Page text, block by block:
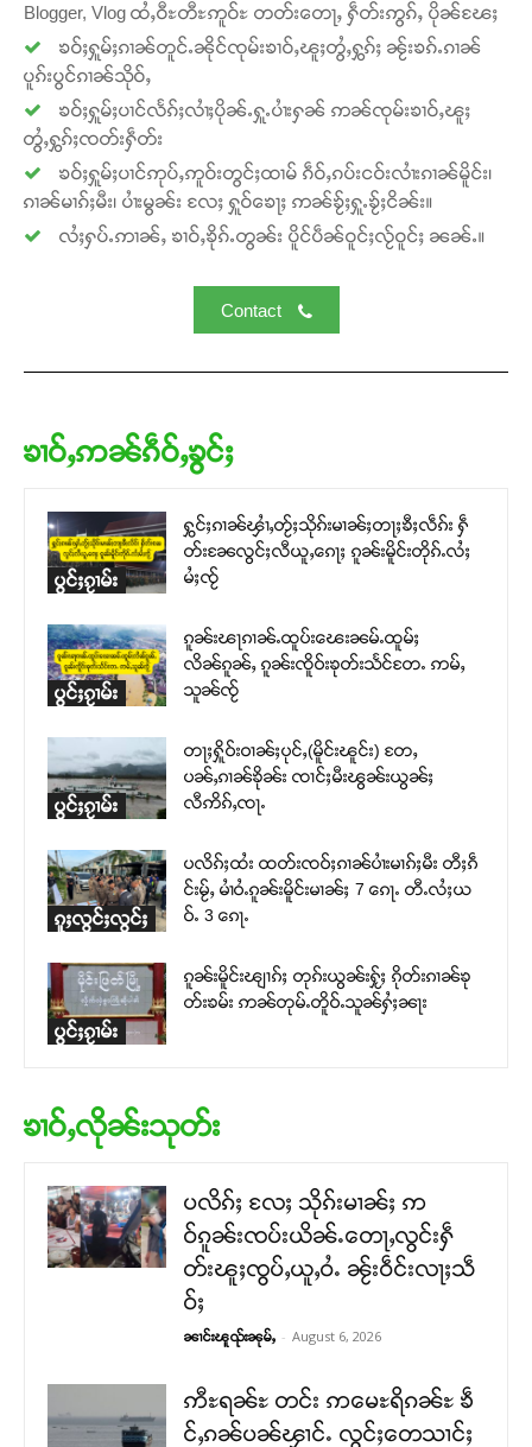
Blogger, Vlog ထႆႇဝီႊတီႊဢူဝ်ႊ တတ်းတေႃႇ ႁဵတ်းဢွၵ်ႇ ပိုၼ်ၽႄႈ
ၶဝ်ႈႁူမ်ႈၵၢၼ်တူင်ႉၼိုင်ၸုမ်းၶၢဝ်ႇၽူႈတွႆႇႁွၵ်ႈ ၼႂ်းၶၵ်ႉၵၢၼ်
ပူၵ်းပွင်ၵၢၼ်သိုဝ်ႇ
ၶဝ်ႈႁူမ်ႈပၢင်လႅၵ်ႈလၢႆႈပိုၼ်ႉႁူႉပၢႆးႁၼ် ဢၼ်ၸုမ်းၶၢဝ်ႇၽူႈ
တွႆႇႁွၵ်ႈၸတ်းႁဵတ်း
ၶဝ်ႈႁူမ်ႈပၢင်ဢုပ်ႇဢူဝ်းတွင်ႈထၢမ် ၵဵဝ်ႇၵပ်းငဝ်းလၢႆးၵၢၼ်မိူင်း၊
ၵၢၼ်မၢၵ်ႈမီး၊ ပၢႆးမွၼ်း လႄႈ ႁူဝ်ၶေႃႈ ဢၼ်ၶႂ်ႈႁူႉၶႂ်ႈငိၼ်း။
လႆႈႁပ်ႉဢၢၼ်ႇ ၶၢဝ်ႇၶိုၵ်ႉတွၼ်း ပိူင်ပဵၼ်ဝူင်ႈလႂ်ဝူင်ႈ ၼၼ်ႉ။
Contact
ၶၢဝ်ႇဢၼ်ၵဵဝ်ႇၶွင်ႈ
ပွင်ႈၵႂၢမ်း
ႁွင်ႈၵၢၼ်ၾၢႆႇတႂ်ႈသိုၵ်းမၢၼ်ႈတႃႈၶီႈလဵၵ်း ႁဵ
တ်းၼႄလွင်ႈလီယူႇၵေႃႈ ၵူၼ်းမိူင်းတိုၵ်ႉလႆႈ
မႆႈၸႂ်
ပွင်ႈၵႂၢမ်း
ၵူၼ်းၽႃၵၢၼ်ႉထူပ်းၽေးၼမ်ႉထူမ်ႈ
လိၼ်ၵူၼ်ႇ ၵူၼ်းၸိူဝ်းၶုတ်းသႅင်တႄႉ ဢမ်ႇ
သူၼ်ၸႂ်
ပွင်ႈၵႂၢမ်း
တႃႈႁိူဝ်းဝၢၼ်ႈပုင်ႇ(မိူင်းၽူင်း) တႄႇ
ပၼ်ႇၵၢၼ်ၶိုၼ်း ၸၢင်ႈမီးၽွၼ်းယွၼ်ႈ
လီဢိၵ်ႇၸႃႉ
ၵူႈလွင်ႈလွင်ႈ
ပလိၵ်ႈထႆး ထတ်းၸဝ်ႈၵၢၼ်ပၢႆးမၢၵ်ႈမီး တီႈၵဵ
င်းမႂ်ႇ မၢႆဝႆႉၵူၼ်းမိူင်းမၢၼ်ႈ 7 ၵေႃႉ တီႉလႆႈယ
ဝ်ႉ 3 ၵေႃႉ
ပွင်ႈၵႂၢမ်း
ၵူၼ်းမိူင်းၽျၢၵ်ႈ တုၵ်းယွၼ်းႁႂ်ႈ ၵိုတ်းၵၢၼ်ၶု
တ်းၶမ်း ဢၼ်တုမ်ႉတိူဝ်ႉသူၼ်ႁႆႈၼႃး
ၶၢဝ်ႇလိုၼ်းသုတ်း
ပလိၵ်ႈ လႄႈ သိုၵ်းမၢၼ်ႈ ဢ
ဝ်ၵူၼ်းၸပ်းယိၼ်ႉတေႃႇလွင်းႁဵ
တ်းၽူႈၸွပ်ႇယူႇဝႆႉ ၼႂ်းဝဵင်းလႃႈသဵ
ဝ်ႈ
ၼၢင်းၽူၺ်းၼုမ်ႇ - August 6, 2026
ဢီႊရၼ်ႊ တင်း ဢမေႊရိၵၼ်ႊ ၶဵ
င်ႇၵၼ်ပၼ်ၾၢင်ႉ လွင်ႈတေသၢင်ႈ